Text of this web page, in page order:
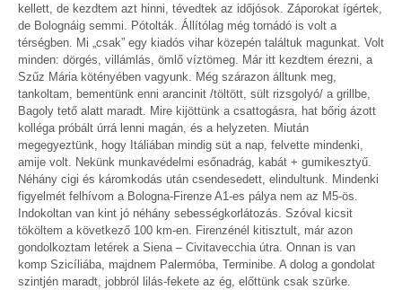
kellett, de kezdtem azt hinni, tévedtek az időjósok. Záporokat ígértek,
de Bolognáig semmi. Pótolták. Állítólag még tornádó is volt a
térségben. Mi „csak” egy kiadós vihar közepén találtuk magunkat. Volt
minden: dörgés, villámlás, ömlő víztömeg. Már itt kezdtem érezni, a
Szűz Mária kötényében vagyunk. Még szárazon álltunk meg,
tankoltam, bementünk enni arancinit /töltött, sült rizsgolyó/ a grillbe,
Bagoly tető alatt maradt. Mire kijöttünk a csattogásra, hat bőrig ázott
kolléga próbált úrrá lenni magán, és a helyzeten. Miután
megegyeztünk, hogy Itáliában mindig süt a nap, felvette mindenki,
amije volt. Nekünk munkavédelmi esőnadrág, kabát + gumikesztyű.
Néhány cigi és káromkodás után csendesedett, elindultunk. Mindenki
figyelmét felhívom a Bologna-Firenze A1-es pálya nem az M5-ös.
Indokoltan van kint jó néhány sebességkorlátozás. Szóval kicsit
tököltem a következő 100 km-en. Firenzénél kitisztult, már azon
gondolkoztam letérek a Siena – Civitavecchia útra. Onnan is van
komp Szicíliába, majdnem Palermóba, Terminibe. A dolog a gondolat
szintjén maradt, jobbról lilás-fekete az ég, előttünk csak szürke.